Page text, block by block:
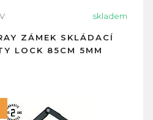
skladem
ZÁMEK SKLÁDACÍ
LOCK 85CM 5MM